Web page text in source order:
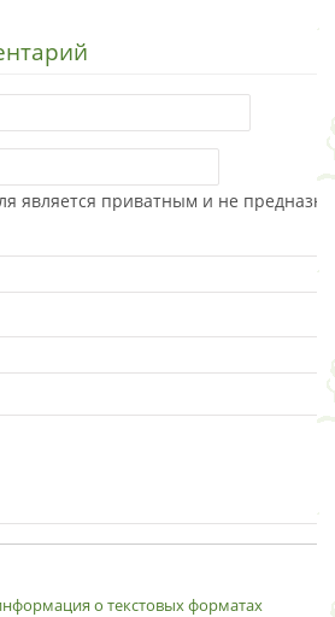
является приватным и не
о текстовых форматах